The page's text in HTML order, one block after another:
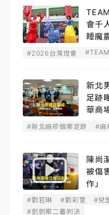
會千
睡魔
#2026台灣燈會
新北
足跡
華商
#新北麻疹個案足跡 #麻
陳尚
被傷
作」
#劉若琳 #劉彩萱
#兒
#剴剴案二審判決